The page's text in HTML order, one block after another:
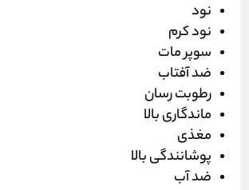
نود
نود کرم
سوپر مات
ضد آفتاب
رطوبت رسان
ماندگاری بالا
مغذی
پوشانندگی بالا
ضد آب